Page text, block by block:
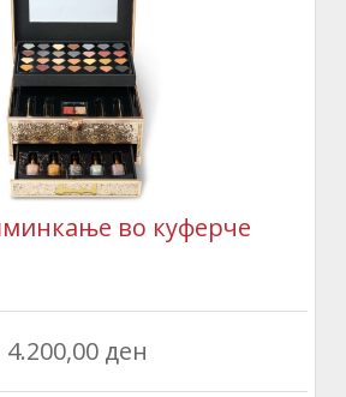
во куферче
4.200,00 ден